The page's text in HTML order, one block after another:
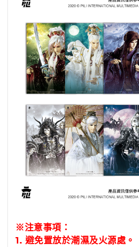
※注意事項：
1. 避免置放於潮濕及火源處。